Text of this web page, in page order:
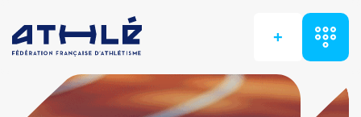
+